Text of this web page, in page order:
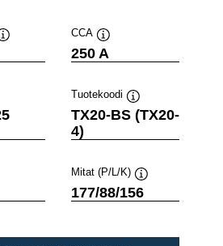
CCA
Työkaluvihje
250 A
Tuotekoodi
Työkaluvihje
TX20-BS (TX20-
4)
Mitat (P/L/K)
Työkaluvihje
177/88/156